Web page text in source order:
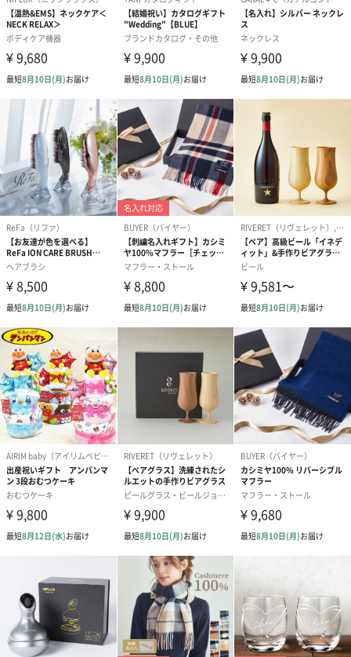
フラワーテディベア
（2,390円）
テディベア（バニラ）
（1,760円）
テディベア（
ル）（1,760円
紅茶・コーヒー・スイーツ
紅茶・コーヒー・スイーツを同梱してお届けいたします。ギフト
への＋αにおすすめです。
アールグレイ（HAPPY
BIRTHDAY TO YOU）
（660円）
アールグレイティー
（660円）
フルーツティ
円）
スイーツ
スイーツを同梱してお届けいたします。ギフトへの＋αにおすすめ
です。